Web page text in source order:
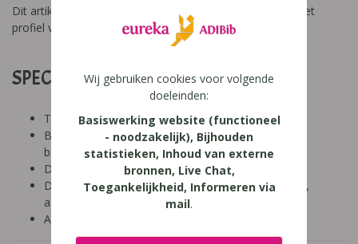
Dit artikel geeft een prachtig antwoord op vragen rond het
profiel van de CLBmedewerker in het basisonderwijs.
SPECIFICATIES:
Tool: niet van toepassing
Besproken Leeftijd: basisonderwijs (6-9 jaar),
basisonderwijs (9-12 jaar)
Diagnose:
Domein: leren studeren, organisatie klas en school,
aandacht en concentratie, intelligentie
Aard: theoretisch
Wij gebruiken cookies voor volgende
doeleinden:
Basiswerking website (functioneel
- noodzakelijk), Bijhouden
statistieken, Inhoud van externe
bronnen, Live Chat,
Toegankelijkheid, Informeren via
mail.